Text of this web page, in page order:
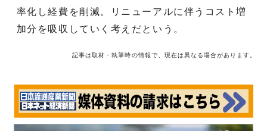
率化し経費を削減。リニューアルに伴うコスト増
加分を吸収していく考えだという。
記事は取材・執筆時の情報で、現在は異なる場合があります。